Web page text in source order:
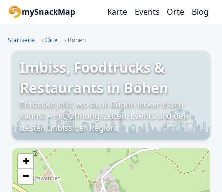
mySnackMap Karte Events Orte Blog
Startseite › Orte › Böhen
Imbiss, Foodtrucks &
Restaurants in Böhen
Entdecke jetzt, wo du in Böhen lecker essen
kannst – mit Öffnungszeiten, Events und den
besten Imbiss der Region.
+
−